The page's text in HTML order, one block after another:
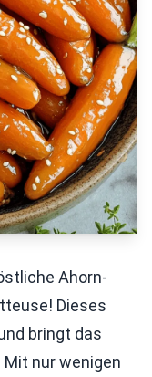
Ahorn-
Dieses
bringt das
nur wenigen